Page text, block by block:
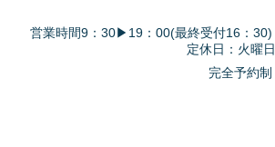
営業時間9：30▶19：00(最終受付16：30)
定休日：火曜日
完全予約制